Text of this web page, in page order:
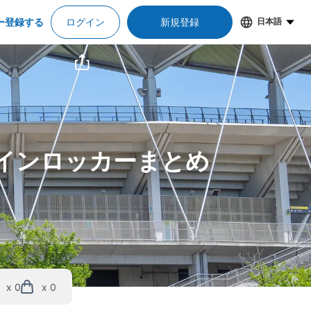
登録する ログイン 新規登録 日本語
ンロッカーまとめ
x 0 x 0